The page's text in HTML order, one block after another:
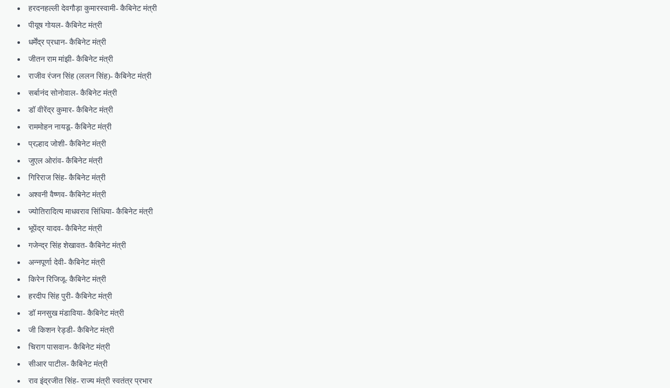
हरदनहल्ली देवगौड़ा कुमारस्वामी- कैबिनेट मंत्री
पीयूष गोयल- कैबिनेट मंत्री
धर्मेंद्र प्रधान- कैबिनेट मंत्री
जीतन राम मांझी- कैबिनेट मंत्री
राजीव रंजन सिंह (ललन सिंह)- कैबिनेट मंत्री
सर्बानंद सोनोवाल- कैबिनेट मंत्री
डॉ वीरेंद्र कुमार- कैबिनेट मंत्री
राममोहन नायडू- कैबिनेट मंत्री
प्रल्हाद जोशी- कैबिनेट मंत्री
जुएल ओरांव- कैबिनेट मंत्री
गिरिराज सिंह- कैबिनेट मंत्री
अश्वनी वैष्णव- कैबिनेट मंत्री
ज्योतिरादित्य माधवराव सिंधिया- कैबिनेट मंत्री
भूपेंद्र यादव- कैबिनेट मंत्री
गजेन्द्र सिंह शेखावत- कैबिनेट मंत्री
अन्नपूर्णा देवी- कैबिनेट मंत्री
किरेन रिजिजू- कैबिनेट मंत्री
हरदीप सिंह पुरी- कैबिनेट मंत्री
डॉ मनसुख मंडाविया- कैबिनेट मंत्री
जी किशन रेड्डी- कैबिनेट मंत्री
चिराग पासवान- कैबिनेट मंत्री
सीआर पाटील- कैबिनेट मंत्री
राव इंद्रजीत सिंह- राज्य मंत्री स्वतंत्र प्रभार